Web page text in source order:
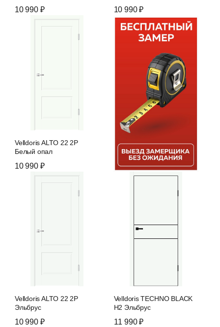
10 990 ₽ 10 990 ₽
Velldoris ALTO 22 2P
Белый опал
10 990 ₽
Velldoris ALTO 22 2P
Эльбрус
10 990 ₽
Velldoris TECHNO BLACK
H2 Эльбрус
11 990 ₽